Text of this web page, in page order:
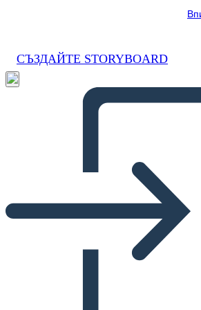
СЪЗДАЙТЕ STORYBOARD